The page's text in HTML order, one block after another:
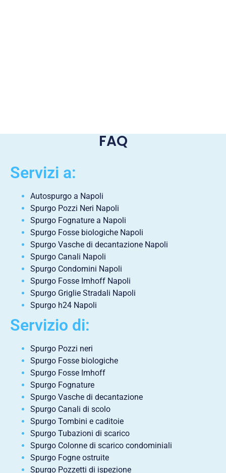
FAQ
Servizi a:
Autospurgo a Napoli
Spurgo Pozzi Neri Napoli
Spurgo Fognature a Napoli
Spurgo Fosse biologiche Napoli
Spurgo Vasche di decantazione Napoli
Spurgo Canali Napoli
Spurgo Condomini Napoli
Spurgo Fosse Imhoff Napoli
Spurgo Griglie Stradali Napoli
Spurgo h24 Napoli
Servizio di:
Spurgo Pozzi neri
Spurgo Fosse biologiche
Spurgo Fosse Imhoff
Spurgo Fognature
Spurgo Vasche di decantazione
Spurgo Canali di scolo
Spurgo Tombini e caditoie
Spurgo Tubazioni di scarico
Spurgo Colonne di scarico condominiali
Spurgo Fogne ostruite
Spurgo Pozzetti di ispezione